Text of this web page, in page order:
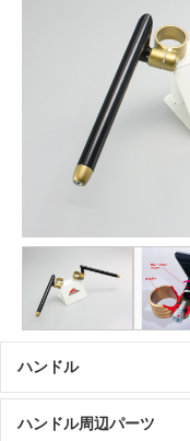
ハンドル
ハンドル周辺パーツ